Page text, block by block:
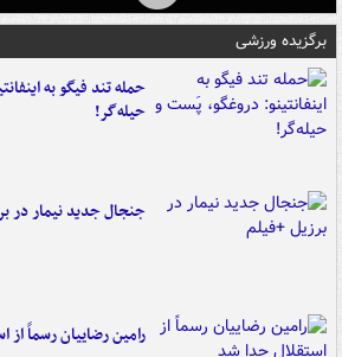
برگزیده ورزشی
حمله تند فیگو به
حیله‌گر!
جنجال جدید نیمار در
رامین رضاییان رسماً از